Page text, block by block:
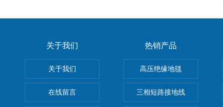
关于我们
关于我们
在线留言
热销产品
高压绝缘地毯
三相短路接地线